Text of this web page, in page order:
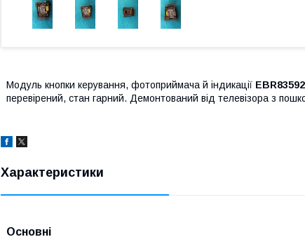
Модуль кнопки керування, фотоприймача й індикації
перевірений, стан гарний. Демонтований від телевізора з
Характеристики
Основні